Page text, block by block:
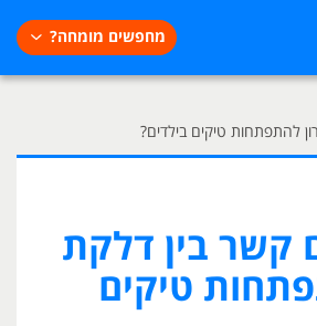
מחפשים מומחה?
להתפתחות טיקים בילדים?
קשר בין דלקת
טיקים